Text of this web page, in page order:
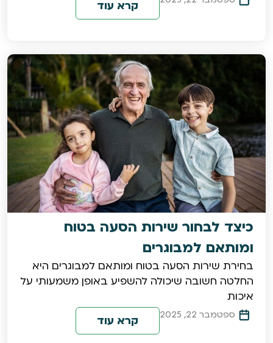
קרא עוד
כיצד לבחור שירות הסעה בטוח
ומותאם למבוגרים
בחירת שירות הסעה בטוח ומותאם למבוגרים היא
החלטה חשובה שיכולה להשפיע באופן משמעותי על
איכות
ספטמבר 22, 2025 קרא עוד